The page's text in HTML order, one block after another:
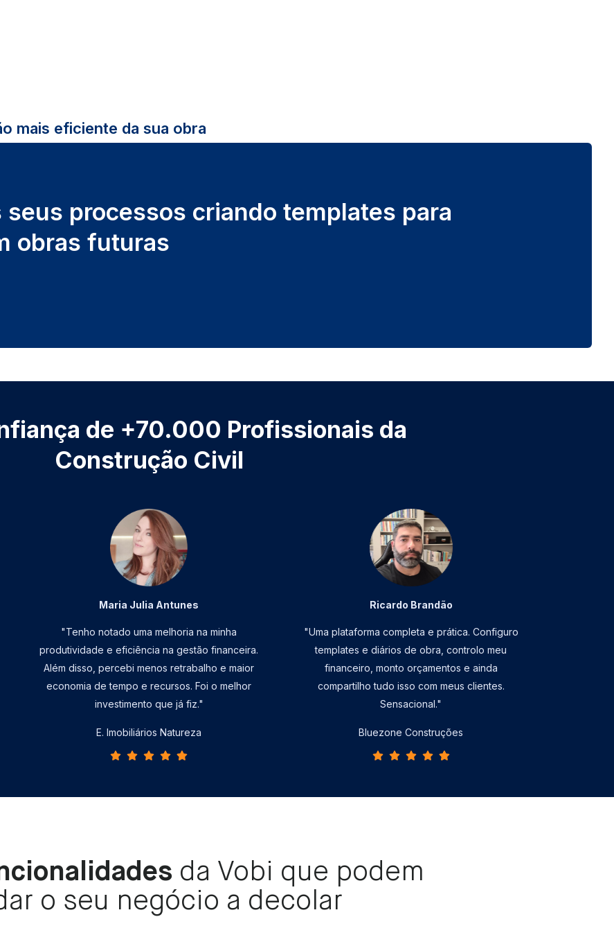
mais eficiente da sua obra
seus processos criando templates para
obras futuras
de +70.000 Profissionais da
Construção Civil
Maria Julia Antunes
"Tenho notado uma melhoria na minha
produtividade e eficiência na gestão financeira.
Além disso, percebi menos retrabalho e maior
economia de tempo e recursos. Foi o melhor
investimento que já fiz."
E. Imobiliários Natureza
Ricardo Brandão
"Uma plataforma completa e prática. Configuro
templates e diários de obra, controlo meu
financeiro, monto orçamentos e ainda
compartilho tudo isso com meus clientes.
Sensacional."
Bluezone Construções
da Vobi que podem
o seu negócio a decolar